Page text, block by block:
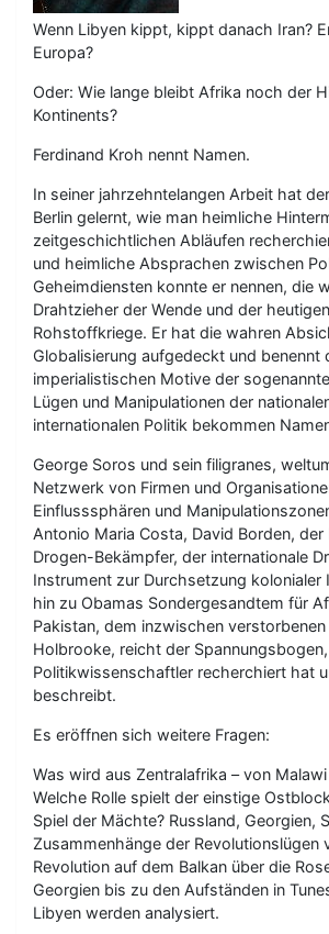
Wenn Libyen kippt, kippt danach Iran?
Europa?
Oder: Wie lange bleibt Afrika noch der
Kontinents?
Ferdinand Kroh nennt Namen.
In seiner jahrzehntelangen Arbeit hat
Berlin gelernt, wie man heimliche
zeitgeschichtlichen Abläufen
und heimliche Absprachen zwischen
Geheimdiensten konnte er nennen, die
Drahtzieher der Wende und der
Rohstoffkriege. Er hat die wahren
Globalisierung aufgedeckt und benennt
imperialistischen Motive der
Lügen und Manipulationen der
internationalen Politik bekommen
George Soros und sein filigranes,
Netzwerk von Firmen und
Einflusssphären und
Antonio Maria Costa, David Borden,
Drogen-Bekämpfer, der internationale
Instrument zur Durchsetzung kolonialer
hin zu Obamas Sondergesandtem für
Pakistan, dem inzwischen verstorbenen
Holbrooke, reicht der
Politikwissenschaftler recherchiert hat
beschreibt.
Es eröffnen sich weitere Fragen:
Was wird aus Zentralafrika – von
Welche Rolle spielt der einstige
Spiel der Mächte? Russland, Georgien,
Zusammenhänge der Revolutionslügen
Revolution auf dem Balkan über die
Georgien bis zu den Aufständen in
Libyen werden analysiert.